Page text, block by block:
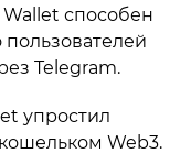
способен
Telegram.
упростил
Web3.